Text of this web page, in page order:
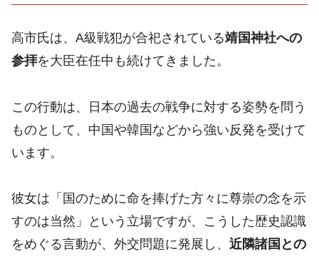
高市氏は、A級戦犯が合祀されている靖国神社への
参拝を大臣在任中も続けてきました。
この行動は、日本の過去の戦争に対する姿勢を問う
ものとして、中国や韓国などから強い反発を受けて
います。
彼女は「国のために命を捧げた方々に尊崇の念を示
すのは当然」という立場ですが、こうした歴史認識
をめぐる言動が、外交問題に発展し、 近隣諸国との